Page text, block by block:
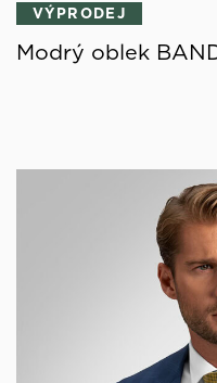
VÝPRODEJ
Modrý oblek